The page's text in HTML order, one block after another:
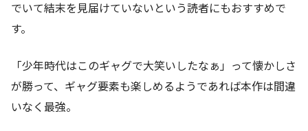
でいて結末を見届けていないという読者にもおすすめで
す。
「少年時代はこのギャグで大笑いしたなぁ」って懐かしさ
が勝って、ギャグ要素も楽しめるようであれば本作は間違
いなく最強。